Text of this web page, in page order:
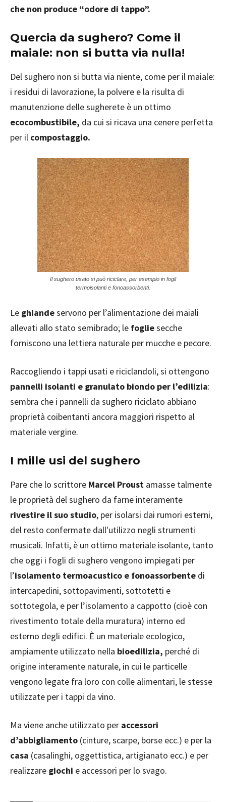
che non produce “odore di tappo”.
Quercia da sughero? Come il
maiale: non si butta via nulla!
Del sughero non si butta via niente, come per il maiale:
i residui di lavorazione, la polvere e la risulta di
manutenzione delle sugherete è un ottimo
ecocombustibile, da cui si ricava una cenere perfetta
per il compostaggio.
Il sughero usato si può riciclare, per esempio in fogli
termoisolanti e fonoassorbenti.
Le ghiandeservono per l’alimentazione dei maiali
allevati allo stato semibrado; le fogliesecche
forniscono una lettiera naturale per mucche e pecore.
Raccogliendo i tappi usati e riciclandoli, si ottengono
pannelli isolanti e granulato biondo per l’edilizia:
sembra che i pannelli da sughero riciclato abbiano
proprietà coibentanti ancora maggiori rispetto al
materiale vergine.
I mille usi del sughero
Pare che lo scrittore Marcel Proust amasse talmente
le proprietà del sughero da farne interamente
rivestire il suo studio, per isolarsi dai rumori esterni,
del resto confermate dall'utilizzo negli strumenti
musicali. Infatti, è un ottimo materiale isolante, tanto
che oggi i fogli di sughero vengono impiegati per
l’isolamento termoacustico e fonoassorbente di
intercapedini, sottopavimenti, sottotetti e
sottotegola, e per l’isolamento a cappotto (cioè con
rivestimento totale della muratura) interno ed
esterno degli edifici. È un materiale ecologico,
ampiamente utilizzato nella bioedilizia, perché di
origine interamente naturale, in cui le particelle
vengono legate fra loro con colle alimentari, le stesse
utilizzate per i tappi da vino.
Ma viene anche utilizzato per accessori
d’abbigliamento (cinture, scarpe, borse ecc.) e per la
casa (casalinghi, oggettistica, artigianato ecc.) e per
realizzare giochi e accessori per lo svago.